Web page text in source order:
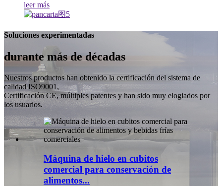
leer más
Soluciones experimentadas
durante más de décadas
Nuestros productos han obtenido la certificación del sistema de
calidad ISO9001,
Certificación CE, múltiples patentes y han sido muy elogiados por
los usuarios.
Máquina de hielo en cubitos
comercial para conservación de
alimentos...